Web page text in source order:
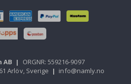
AB |
ORGNR: 559216-9097
Arlöv, Sverige | info@namly.no